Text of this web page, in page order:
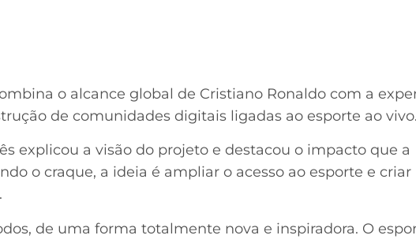
o alcance global de Cristiano Ronaldo com a
de comunidades digitais ligadas ao esporte ao
explicou a visão do projeto e destacou o impacto que a
o craque, a ideia é ampliar o acesso ao esporte e criar
de uma forma totalmente nova e inspiradora. O